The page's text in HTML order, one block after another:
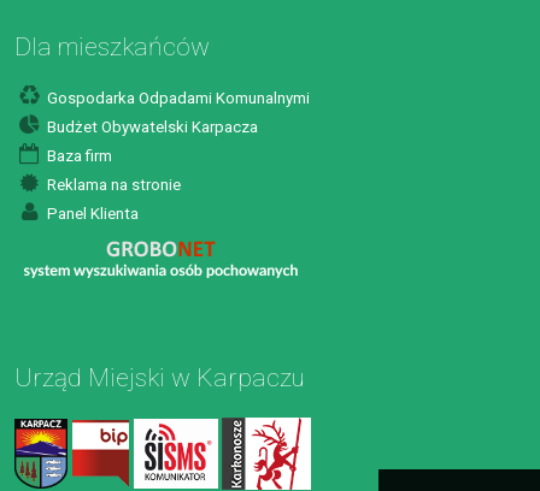
Dla mieszkańców
Gospodarka Odpadami Komunalnymi
Budżet Obywatelski Karpacza
Baza firm
Reklama na stronie
Panel Klienta
Urząd Miejski w Karpaczu